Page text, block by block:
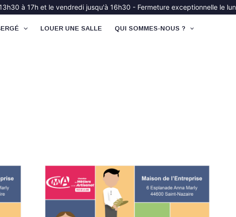
à 17h et le vendredi jusqu'à 16h30 - Fermeture exceptionnelle le
LOUER UNE SALLE
QUI SOMMES-NOUS ?